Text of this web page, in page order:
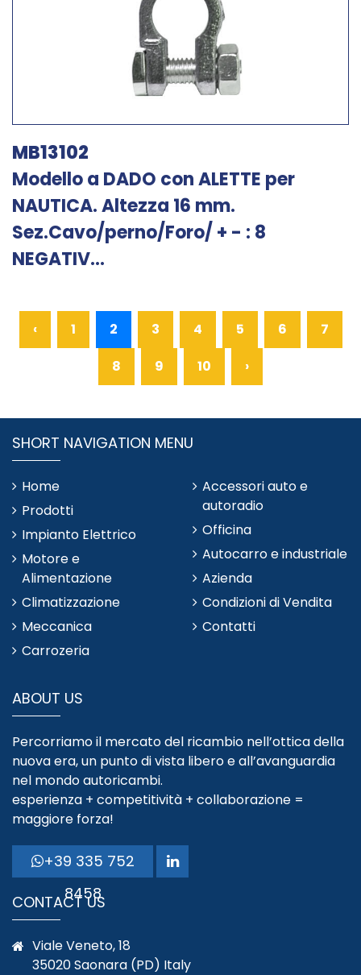
MB13102
Modello a DADO con ALETTE per
NAUTICA. Altezza 16 mm.
Sez.Cavo/perno/Foro/ + - : 8
NEGATIV...
‹ 1 2 3 4 5 6
7
8
9 10 ›
SHORT NAVIGATION MENU
Home
Prodotti
Impianto Elettrico
Motore e
Alimentazione
Climatizzazione
Meccanica
Carrozeria
Accessori auto e
autoradio
Officina
Autocarro e industriale
Azienda
Condizioni di Vendita
Contatti
ABOUT US
Percorriamo il mercato del ricambio nell’ottica della
nuova era, un punto di vista libero e all’avanguardia
nel mondo autoricambi.
esperienza + competitività + collaborazione =
maggiore forza!
+39 335 752
8458
CONTACT US
Viale Veneto, 18
35020 Saonara (PD) Italy